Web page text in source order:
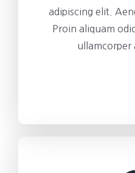
adipiscing elit.
Proin aliquam
ullamcorper